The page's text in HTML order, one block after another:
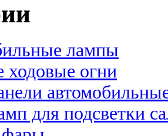
лампы
ходовые огни
для подсветки